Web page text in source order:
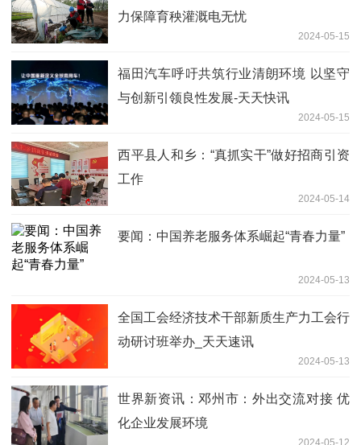
力保障育秧灌溉电无忧
2024-05-15
福田汽车呼吁共筑行业清朗环境 以坚守
与创新引领良性发展-天天快讯
2024-05-15
​西平县人和乡：“真抓实干”做好招商引资
工作
2024-05-14
要闻：中国养老服务体系崛起“青春力量”
2024-05-13
全国工会经济技术干部新质生产力工会行
动研讨班举办_天天速讯
2024-05-13
世界新资讯：邓州市：外出交流对接 优
化企业发展环境
2024-05-12